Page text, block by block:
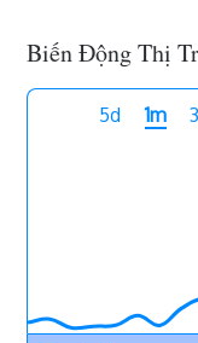
Biến Động Thị
5d 1m